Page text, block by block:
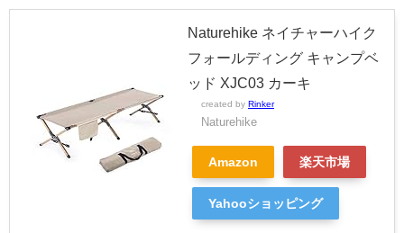
Naturehike ネイチャーハイク
フォールディング キャンプベ
ッド XJC03 カーキ
created by Rinker
Naturehike
Amazon 楽天市場
Yahooショッピング